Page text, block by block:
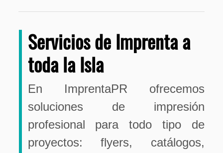
Servicios de Imprenta a
toda la Isla
En ImprentaPR ofrecemos
soluciones de impresión
profesional para todo tipo de
proyectos: flyers, catálogos,